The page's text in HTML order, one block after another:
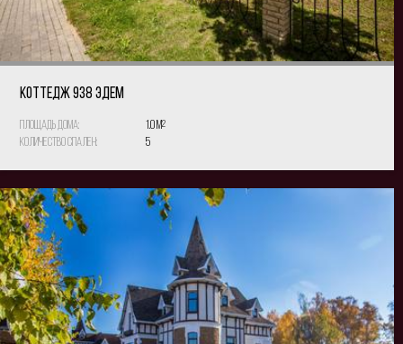
КОТТЕДЖ 938 Эдем
Площадь дома: 1.0 м2
Количество спален: 5